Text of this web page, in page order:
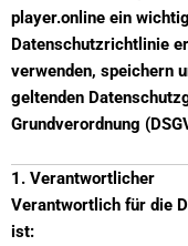
player.online ein
Datenschutzrichtlinie
verwenden, speichern
geltenden
Grundverordnung
1. Verantwortlicher
Verantwortlich für die
ist: